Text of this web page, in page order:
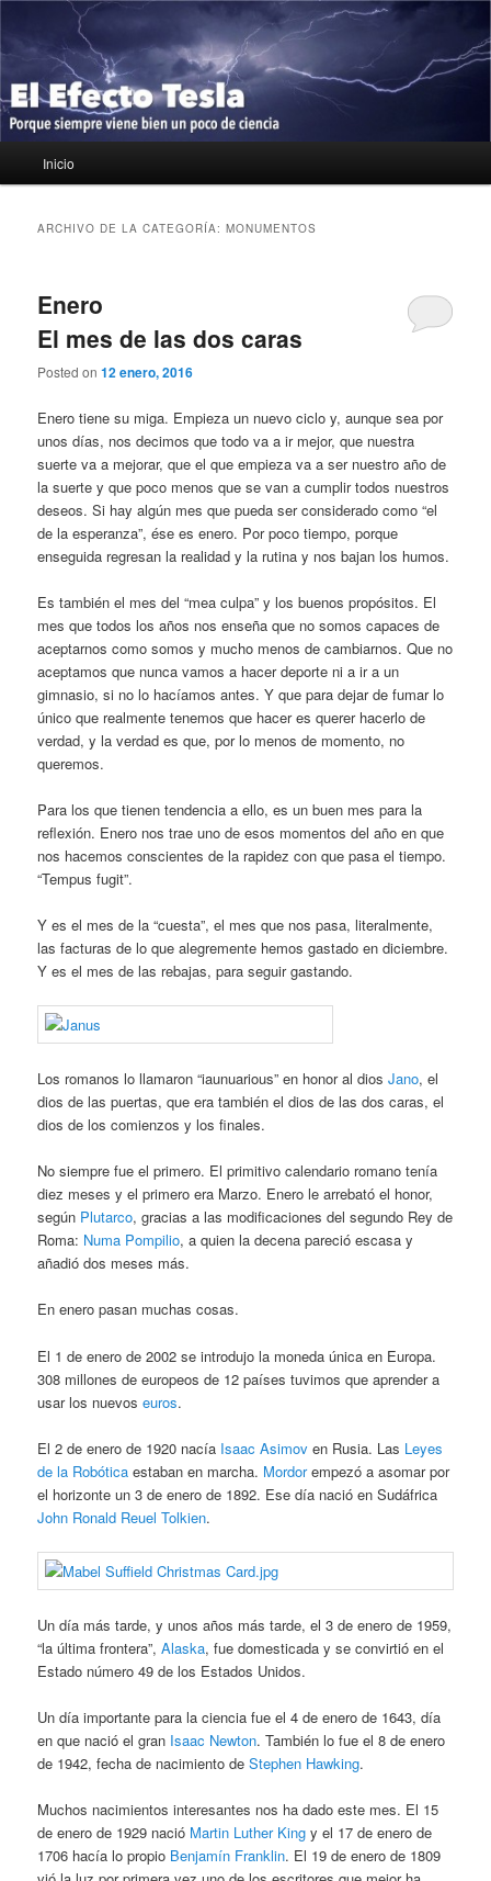
contenido
principal
contenido
secundario
El Efecto Tesla
Porque siempre viene bien un poco de ciencia
principal
Inicio
ARCHIVO DE LA CATEGORÍA:MONUMENTOS
Enero
El mes de las dos caras
Posted on12 enero, 2016
Enero tiene su miga. Empieza un nuevo ciclo y, aunque sea por
unos días, nos decimos que todo va a ir mejor, que nuestra
suerte va a mejorar, que el que empieza va a ser nuestro año de
la suerte y que poco menos que se van a cumplir todos nuestros
deseos. Si hay algún mes que pueda ser considerado como “el
de la esperanza”, ése es enero. Por poco tiempo, porque
enseguida regresan la realidad y la rutina y nos bajan los humos.
Es también el mes del “mea culpa” y los buenos propósitos. El
mes que todos los años nos enseña que no somos capaces de
aceptarnos como somos y mucho menos de cambiarnos. Que no
aceptamos que nunca vamos a hacer deporte ni a ir a un
gimnasio, si no lo hacíamos antes. Y que para dejar de fumar lo
único que realmente tenemos que hacer es querer hacerlo de
verdad, y la verdad es que, por lo menos de momento, no
queremos.
Para los que tienen tendencia a ello, es un buen mes para la
reflexión. Enero nos trae uno de esos momentos del año en que
nos hacemos conscientes de la rapidez con que pasa el tiempo.
“Tempus fugit”.
Y es el mes de la “cuesta”, el mes que nos pasa, literalmente,
las facturas de lo que alegremente hemos gastado en diciembre.
Y es el mes de las rebajas, para seguir gastando.
Los romanos lo llamaron “iaunuarious” en honor al diosJano, el
dios de las puertas, que era también el dios de las dos caras, el
dios de los comienzos y los finales.
No siempre fue el primero. El primitivo calendario romano tenía
diez meses y el primero era Marzo. Enero le arrebató el honor,
según Plutarco, gracias a las modificaciones del segundo Rey de
Roma: Numa Pompilio, a quien la decena pareció escasa y
añadió dos meses más.
En enero pasan muchas cosas.
El 1 de enero de 2002 se introdujo la moneda única en Europa.
308 millones de europeos de 12 países tuvimos que aprender a
usar los nuevoseuros.
El 2 de enero de 1920 nacía Isaac Asimov en Rusia. Las Leyes
de la Robótica estaban en marcha. Mordorempezó a asomar por
el horizonte un 3 de enero de 1892. Ese día nació en Sudáfrica
John Ronald Reuel Tolkien.
Un día más tarde, y unos años más tarde, el 3 de enero de 1959,
“la última frontera”,Alaska, fue domesticada y se convirtió en el
Estado número 49 de los Estados Unidos.
Un día importante para la ciencia fue el 4 de enero de 1643, día
en que nació el gran Isaac Newton. También lo fue el 8 de enero
de 1942, fecha de nacimiento deStephen Hawking.
Muchos nacimientos interesantes nos ha dado este mes. El 15
de enero de 1929 nació Martin Luther King y el 17 de enero de
1706 hacía lo propio Benjamín Franklin. El 19 de enero de 1809